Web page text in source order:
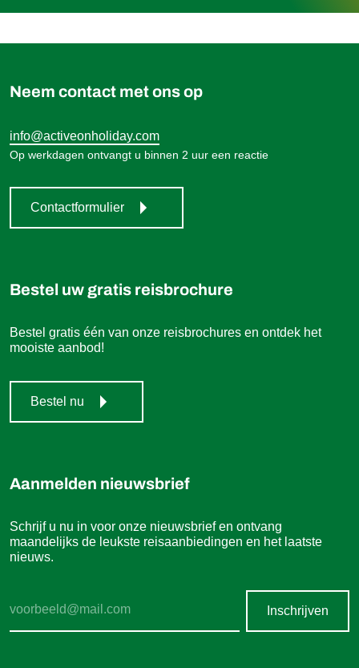
Neem contact met ons op
info@activeonholiday.com
Op werkdagen ontvangt u binnen 2 uur een reactie
Contactformulier
Bestel uw gratis reisbrochure
Bestel gratis één van onze reisbrochures en ontdek het
mooiste aanbod!
Bestel nu
Aanmelden nieuwsbrief
Schrijf u nu in voor onze nieuwsbrief en ontvang
maandelijks de leukste reisaanbiedingen en het laatste
nieuws.
Inschrijven